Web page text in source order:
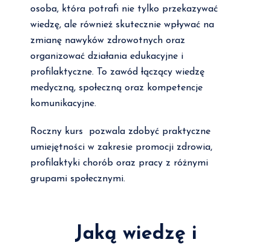
osoba, która potrafi nie tylko przekazywać
wiedzę, ale również skutecznie wpływać na
zmianę nawyków zdrowotnych oraz
organizować działania edukacyjne i
profilaktyczne. To zawód łączący wiedzę
medyczną, społeczną oraz kompetencje
komunikacyjne.
Roczny kurs pozwala zdobyć praktyczne
umiejętności w zakresie promocji zdrowia,
profilaktyki chorób oraz pracy z różnymi
grupami społecznymi.
Jaką wiedzę i